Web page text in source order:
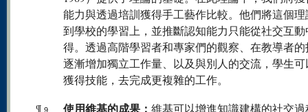
能力與透過培訓獲得手工藝作比較。他們將這個
到學校的學習上，並推斷認知能力只能從社交互動
得。透過高階學習者和專家們的觀察、在教導者
逐漸增加獨立工作量、以及與別人的交流，學生
獲得技能，去完成更複雜的工作。
¶ 9 使用維基的成果： 維基可以增進知識建構的社交